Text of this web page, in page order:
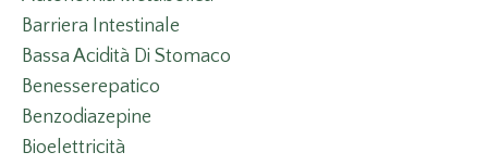
Barriera Intestinale
Bassa Acidità Di Stomaco
Benesserepatico
Benzodiazepine
Bioelettricità